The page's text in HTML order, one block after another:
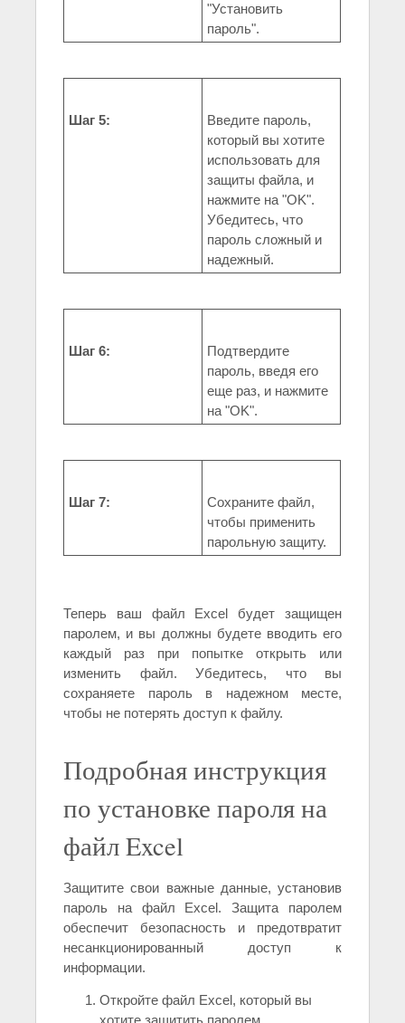
"Установить
пароль".
Шаг 5:
Введите пароль,
который вы хотите
использовать для
защиты файла, и
нажмите на "OK".
Убедитесь, что
пароль сложный и
надежный.
Шаг 6:
Подтвердите
пароль, введя его
еще раз, и нажмите
на "OK".
Шаг 7:
Сохраните файл,
чтобы применить
парольную защиту.
Теперь ваш файл Excel будет защищен
паролем, и вы должны будете вводить его
каждый раз при попытке открыть или
изменить файл. Убедитесь, что вы
сохраняете пароль в надежном месте,
чтобы не потерять доступ к файлу.
Подробная инструкция
по установке пароля на
файл Excel
Защитите свои важные данные, установив
пароль на файл Excel. Защита паролем
обеспечит безопасность и предотвратит
несанкционированный доступ к
информации.
Откройте файл Excel, который вы
хотите защитить паролем.